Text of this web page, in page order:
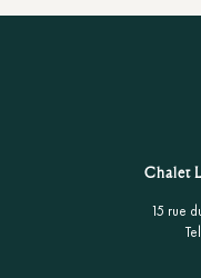
Chalet
15 rue